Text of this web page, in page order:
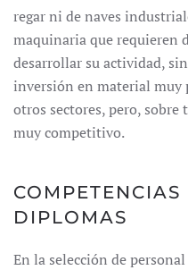
regar ni de naves
maquinaria que requieren
desarrollar su actividad,
inversión en material muy
otros sectores, pero,
muy competitivo.
COMPETENCIAS
DIPLOMAS
En la selección de